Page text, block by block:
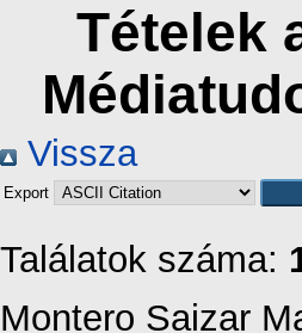
Tételek
Vissza
Export
Találatok száma:
Montero Saizar